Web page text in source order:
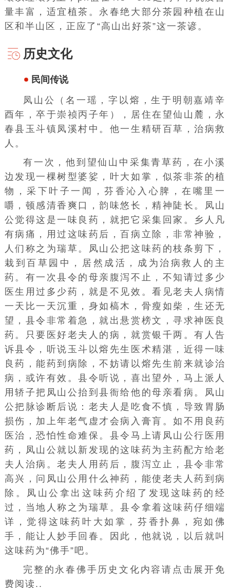
量丰富，适宜植茶。永春绝大部分茶园种植在山
区和半山区，正应了“高山出好茶”这一茶谚。
历史文化
民间传说
凤山公（名一瑶，字以熔，生于明朝嘉靖辛
酉年，卒于崇祯丙子年），居住在望仙山麓，永
春县玉斗镇凤溪村中。他一生精研百草，治病救
人。
有一次，他到望仙山中采集青草药，在小溪
边发现一棵树型婆娑，叶大如掌，似茶非茶的植
物，采下叶子一闻，芬香沁入心脾，在嘴里一
嚼，顿感清香爽口，韵味悠长，精神陡长。凤山
公觉得这是一味良药，就把它采集回家。乡人凡
有病痛，用过这味药后，百病立除，非常神验，
人们称之为瑞草。凤山公把这味药的枝条剪下，
栽到百草园中，居然成活，成为治病救人的主
药。有一次县令的母亲腹泻不止，不知请过多少
医生用过多少药，就是不见效。看见老夫人病情
一天比一天沉重，身如槁木，骨瘦如柴，生还无
望，县令非常着急，就出悬赏榜文，寻求神医良
药。只要医好老夫人的病，就赏银千两。有人告
诉县令，听说玉斗以熔先生医术精湛，近得一味
良药，能药到病除，不妨请以熔先生前来就诊治
病，或许有效。县令听说，喜出望外，马上派人
用轿子把凤山公抬到县衙给他的母亲看病。凤山
公把脉诊断后说：老夫人是吃食不慎，导致胃肠
损伤，加上年老气虚才会病入膏肓。如不用良药
医治，恐怕性命难保。县令马上请凤山公行医用
药，凤山公就以新发现的这味药为主药配方给老
夫人治病。老夫人用药后，腹泻立止，县令非常
高兴，问凤山公用什么神药，能使老夫人药到病
除。凤山公拿出这味药介绍了发现这味药的经
过，当地人称之为瑞草。县令拿着这味药仔细端
详，觉得这味药叶大如掌，芬香扑鼻，宛如佛
手，能让人妙手回春。因此，他就说，以后就叫
这味药为“佛手”吧。
完整的永春佛手历史文化内容请点击展开免
费阅读..